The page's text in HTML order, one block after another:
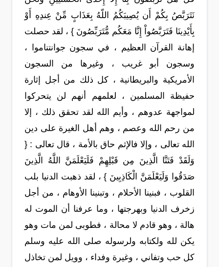
نَتَرَبَّصُ بِكُمْ أَن يُصِيبَكُمُ اللّهُ بِعَذَابٍ مِّنْ عِندِهِ أَوْ
بِأَيْدِينَا فَتَرَبَّصُواْ إِنَّا مَعَكُم مُّتَرَبِّصُونَ } ، لقد حصلت
إهانة القرآن العظيم ، في سجون جوانتناموا ،
وسجون أبو غريب ، وغيرها من السجون
الأمريكية والبريطانية ، كل ذلك من أجل إثارة
حفيظة المسلمين ، لعلمهم أنهم لن يتحركوا
لمواجهة عدوهم ، وأيم الله لقد تحقق ذلك ، إلا
من رحم الله وعصم ، وهم أهل الغيرة على دين
الله تعالى ، وإلا فالإثم حاق بالأمة ، قال تعالى : {
وَلَقَدْ فَتَنَّا الَّذِينَ مِن قَبْلِهِمْ فَلَيَعْلَمَنَّ اللَّهُ الَّذِينَ
صَدَقُوا وَلَيَعْلَمَنَّ الْكَاذِبِينَ } ، لقد ذهبت الدنيا بلب
القلوب ، فبنينا الأحلام ، وتبنينا الأوهام ، من أجل
زخرف الدنيا وبهرجتها ، وما عرفنا أن الموت له
هالة ، وهو قادم لا محالة ، فطوبى لمن مات وهو
يكن لله ولكتابه ولرسوله صلى الله عليه وسلم
كل حب وتفاني ، وغيرة وفداء ، وويل لمن تخاذل